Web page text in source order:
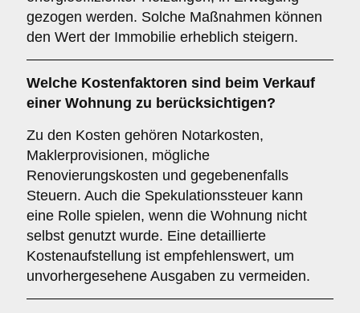
gezogen werden. Solche Maßnahmen können
den Wert der Immobilie erheblich steigern.
Welche Kostenfaktoren sind beim Verkauf
einer Wohnung zu berücksichtigen?
Zu den Kosten gehören Notarkosten,
Maklerprovisionen, mögliche
Renovierungskosten und gegebenenfalls
Steuern. Auch die Spekulationssteuer kann
eine Rolle spielen, wenn die Wohnung nicht
selbst genutzt wurde. Eine detaillierte
Kostenaufstellung ist empfehlenswert, um
unvorhergesehene Ausgaben zu vermeiden.